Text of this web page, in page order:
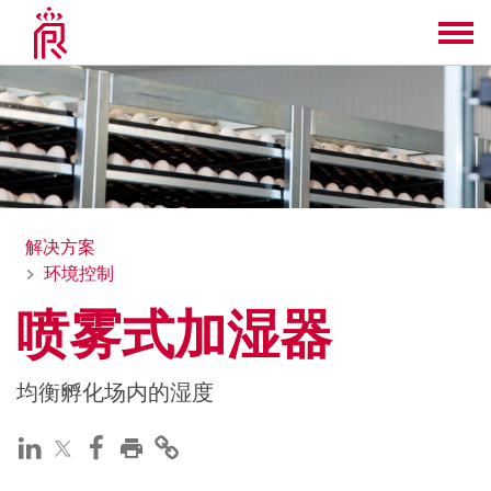
解决方案
环境控制
喷雾式加湿器
均衡孵化场内的湿度